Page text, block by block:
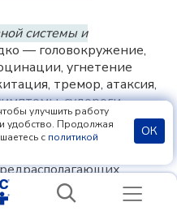
системы и
— головокружение,
угнетение
тремор, атаксия,
судороги,
выше
и обычно
функции
с
получающих высокие
улучшить работу
удобство. Продолжая
с политикой
ОК